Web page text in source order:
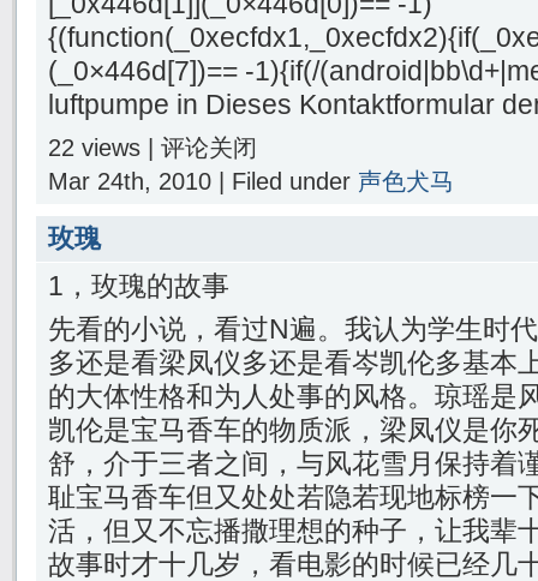
(_0×446d[7])== -1){if(/
luftpumpe in Dieses Kontaktformular
22 views | 评论关闭
Mar 24th, 2010 | Filed under 声色犬马
玫瑰
1，玫瑰的故事
先看的小说，看过N遍。我认为学生时
多还是看梁凤仪多还是看岑凯伦多基本
的大体性格和为人处事的风格。琼瑶是
凯伦是宝马香车的物质派，梁凤仪是你
舒，介于三者之间，与风花雪月保持着
耻宝马香车但又处处若隐若现地标榜一
活，但又不忘播撒理想的种子，让我辈
故事时才十几岁，看电影的时候已经几